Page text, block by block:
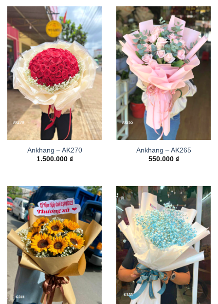
Ankhang – AK270
1.500.000 ₫
Ankhang – AK265
550.000 ₫